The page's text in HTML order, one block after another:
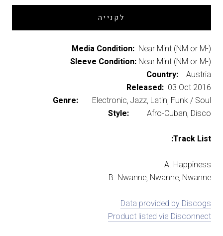
לקנייה
Media Condition: Near Mint (NM or M-)
Sleeve Condition: Near Mint (NM or M-)
Country: Austria
Released: 03 Oct 2016
Genre: Electronic, Jazz, Latin, Funk / Soul
Style: Afro-Cuban, Disco
Track List:
A. Happiness
B. Nwanne, Nwanne, Nwanne
Data provided by Discogs
Product listed via Disconnect